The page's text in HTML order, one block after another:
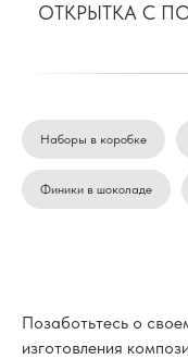
ОТКРЫТКА С
Наборы в коробке
Финики в шоколаде
Позаботьтесь о
изготовления